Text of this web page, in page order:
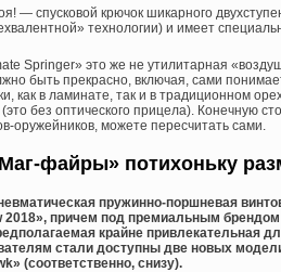
— спусковой крючок шикарного
технологии) и имеет
Springer» это же не утилитарная
быть прекрасно, включая, сами
как в ламинате, так и в традиционном
без оптического прицела). Конечную
оружейников, можете пересчитать сами.
файры» потихоньку
пружинно-поршневая
2018», причем под премиальным
крайне привлекательная
стали доступны две новых
(соответственно, снизу).